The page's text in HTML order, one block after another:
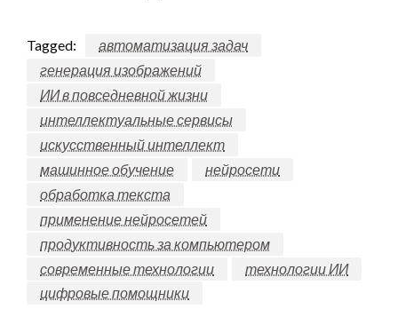
Tagged:
автоматизация задач
генерация изображений
ИИ в повседневной жизни
интеллектуальные сервисы
искусственный интеллект
машинное обучение
нейросети
обработка текста
применение нейросетей
продуктивность за компьютером
современные технологии
технологии ИИ
цифровые помощники